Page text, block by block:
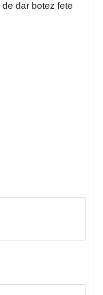
de dar botez fete